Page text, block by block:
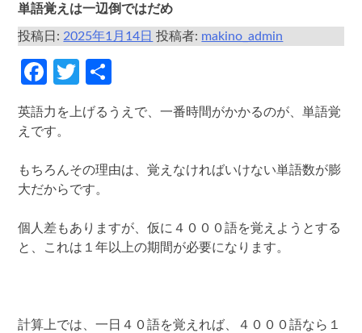
単語覚えは一辺倒ではだめ
投稿日:2025年1月14日 投稿者: makino_admin
Facebook
Twitter
英語力を上げるうえで、一番時間がかかるのが、単語覚
えです。
もちろんその理由は、覚えなければいけない単語数が膨
大だからです。
個人差もありますが、仮に４０００語を覚えようとする
と、これは１年以上の期間が必要になります。
計算上では、一日４０語を覚えれば、４０００語なら１